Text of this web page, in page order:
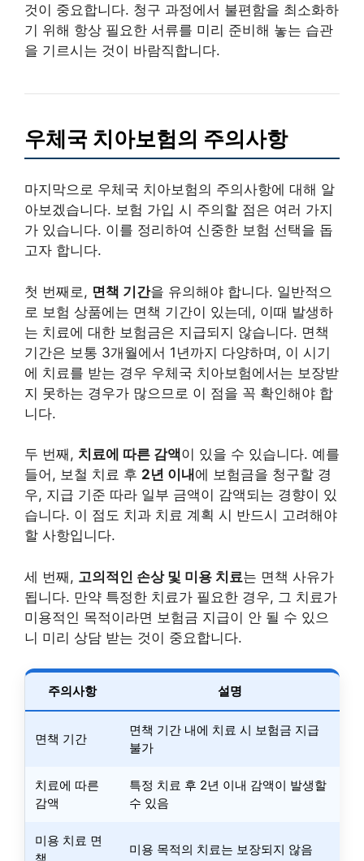
것이 중요합니다. 청구 과정에서 불편함을 최소화하
기 위해 항상 필요한 서류를 미리 준비해 놓는 습관
을 기르시는 것이 바람직합니다.
우체국 치아보험의 주의사항
마지막으로 우체국 치아보험의 주의사항에 대해 알
아보겠습니다. 보험 가입 시 주의할 점은 여러 가지
가 있습니다. 이를 정리하여 신중한 보험 선택을 돕
고자 합니다.
첫 번째로, 면책 기간을 유의해야 합니다. 일반적으
로 보험 상품에는 면책 기간이 있는데, 이때 발생하
는 치료에 대한 보험금은 지급되지 않습니다. 면책
기간은 보통 3개월에서 1년까지 다양하며, 이 시기
에 치료를 받는 경우 우체국 치아보험에서는 보장받
지 못하는 경우가 많으므로 이 점을 꼭 확인해야 합
니다.
두 번째, 치료에 따른 감액이 있을 수 있습니다. 예를
들어, 보철 치료 후 2년 이내 에 보험금을 청구할 경
우, 지급 기준 따라 일부 금액이 감액되는 경향이 있
습니다. 이 점도 치과 치료 계획 시 반드시 고려해야
할 사항입니다.
세 번째, 고의적인 손상 및 미용 치료는 면책 사유가
됩니다. 만약 특정한 치료가 필요한 경우, 그 치료가
미용적인 목적이라면 보험금 지급이 안 될 수 있으
니 미리 상담 받는 것이 중요합니다.
주의사항 설명
면책 기간
면책 기간 내에 치료 시 보험금 지급
불가
치료에 따른
감액
특정 치료 후 2년 이내 감액이 발생할
수 있음
미용 치료 면
미용 목적의 치료는 보장되지 않음